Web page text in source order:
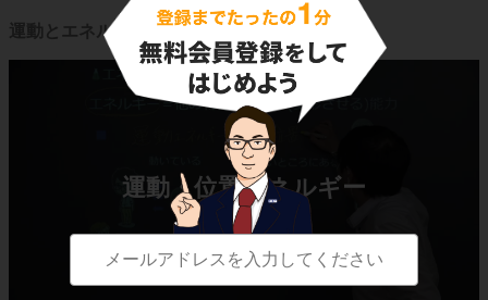
運動とエネルギーに関連する授業一覧
運動・位置エネルギー